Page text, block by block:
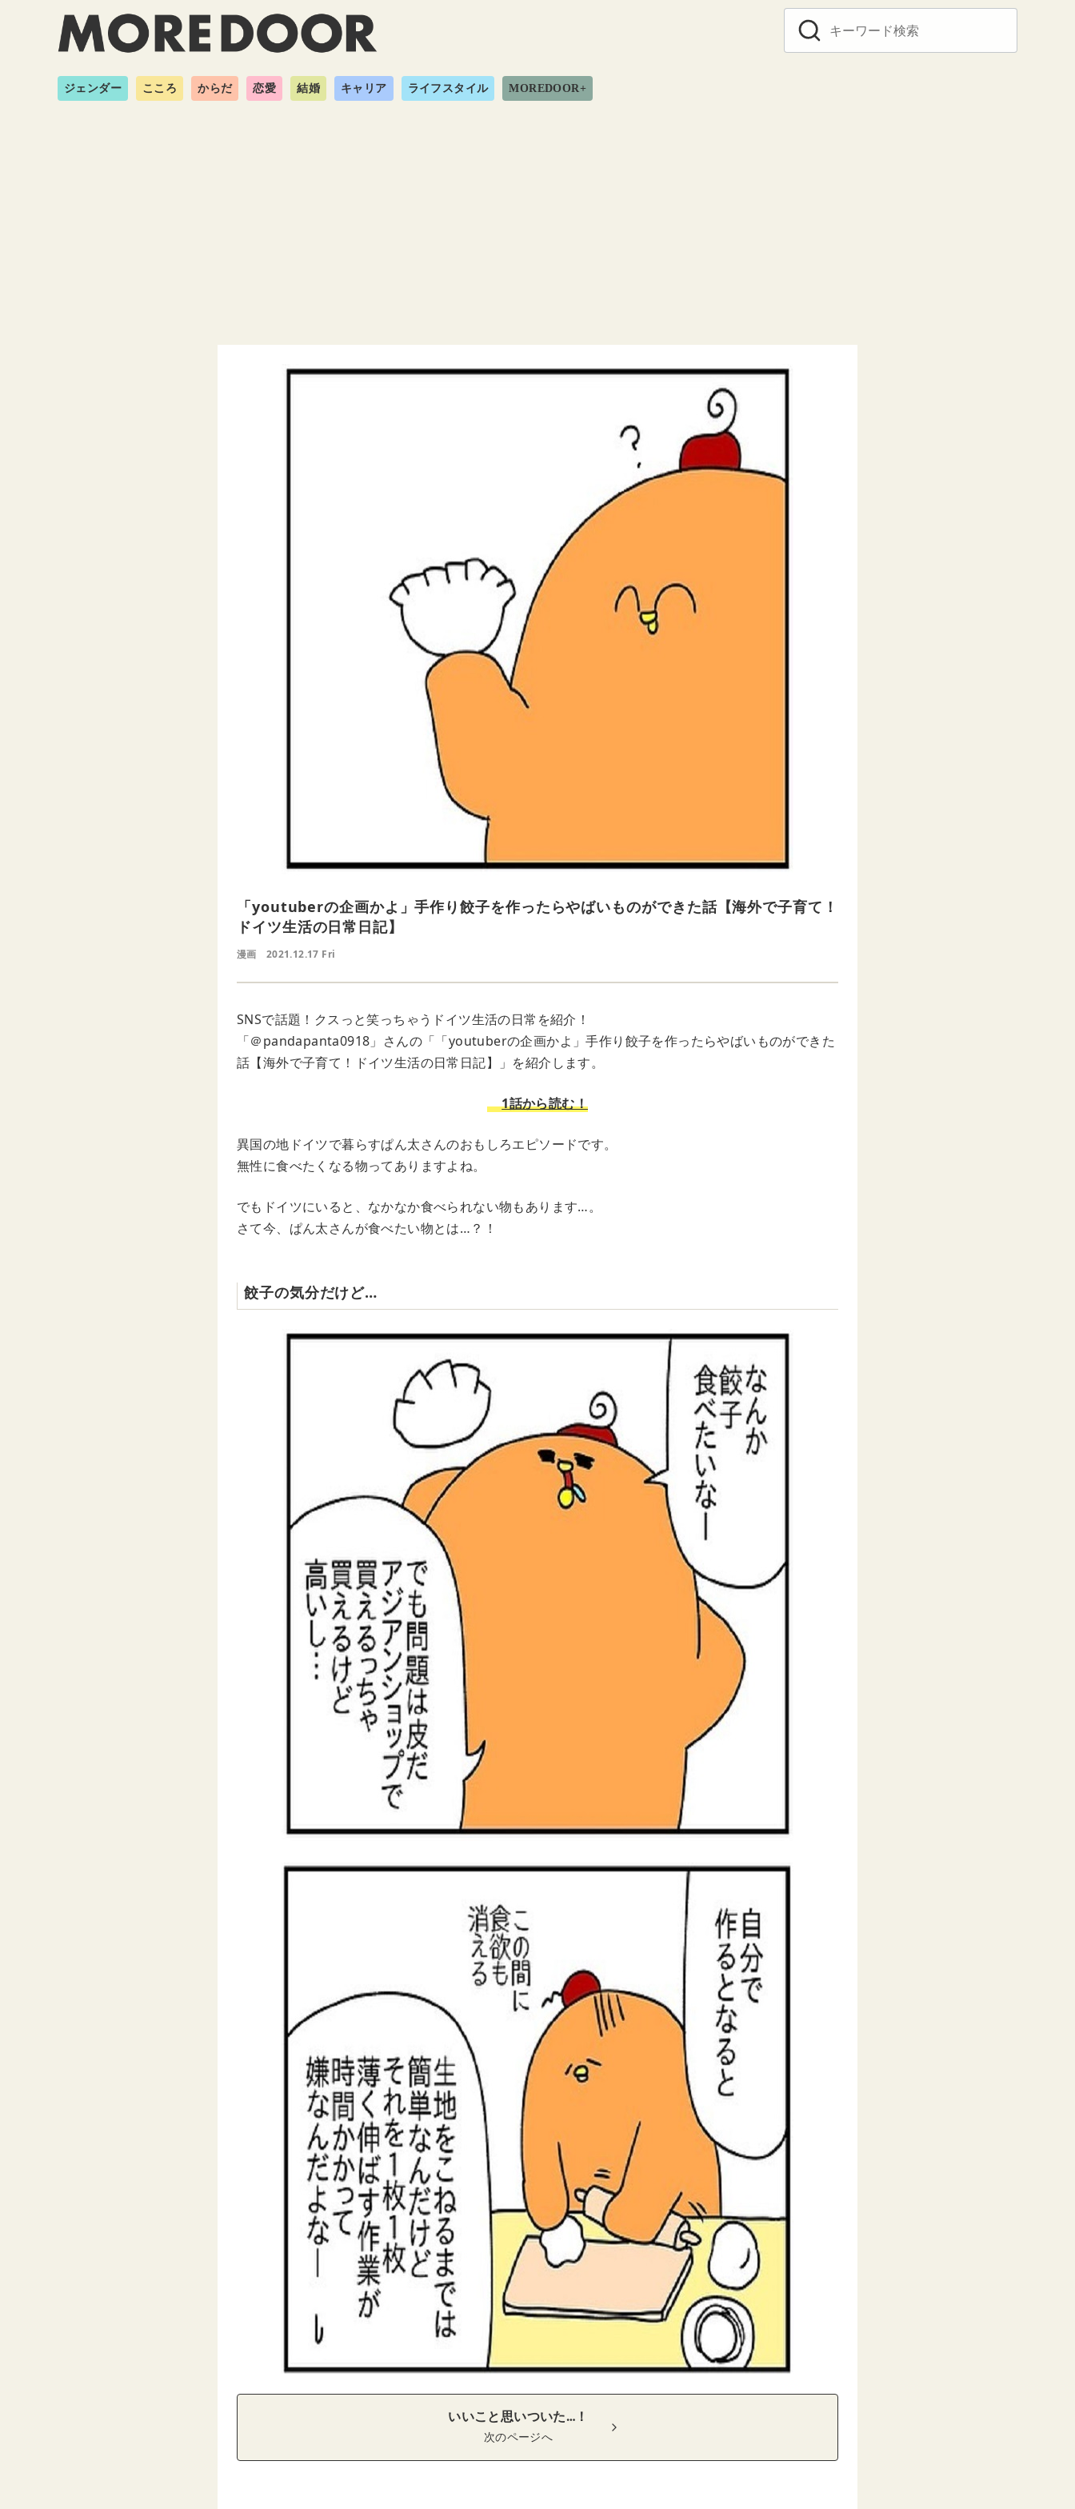
ジェンダー こころ からだ 恋愛 結婚 キャリア ライフスタイル MOREDOOR+
「youtuberの企画かよ」手作り餃子を作ったらやばいものができた話【海外で子育て！
ドイツ生活の日常日記】
漫画 2021.12.17 Fri
SNSで話題！クスっと笑っちゃうドイツ生活の日常を紹介！
「＠pandapanta0918」さんの「「youtuberの企画かよ」手作り餃子を作ったらやばいものができた
話【海外で子育て！ドイツ生活の日常日記】」を紹介します。
1話から読む！
異国の地ドイツで暮らすぱん太さんのおもしろエピソードです。
無性に食べたくなる物ってありますよね。
でもドイツにいると、なかなか食べられない物もあります…。
さて今、ぱん太さんが食べたい物とは…？！
餃子の気分だけど…
いいこと思いついた…！
次のページへ